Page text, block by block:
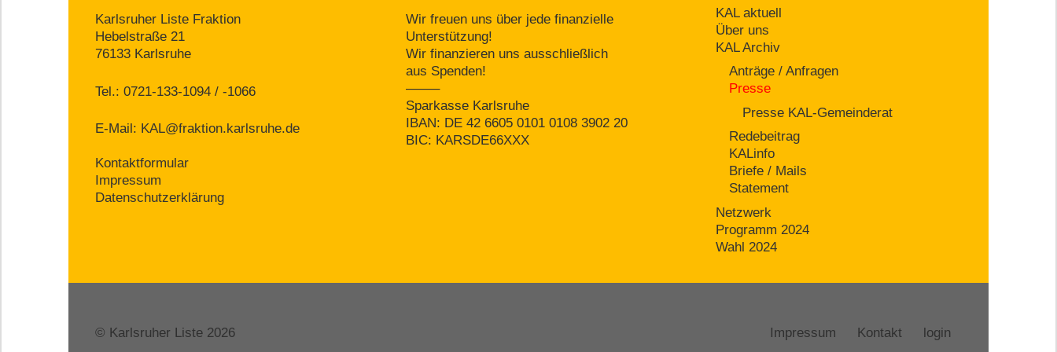
Karlsruher Liste Fraktion
Hebelstraße 21
76133 Karlsruhe
Tel.: 0721-133-1094 / -1066
E-Mail: KAL@fraktion.karlsruhe.de
Kontaktformular
Impressum
Datenschutzerklärung
Wir freuen uns über jede finanzielle
Unterstützung!
Wir finanzieren uns ausschließlich
aus Spenden!
——–
Sparkasse Karlsruhe
IBAN: DE 42 6605 0101 0108 3902 20
BIC: KARSDE66XXX
KAL aktuell
Über uns
KAL Archiv
Anträge / Anfragen
Presse
Presse KAL-Gemeinderat
Redebeitrag
KALinfo
Briefe / Mails
Statement
Netzwerk
Programm 2024
Wahl 2024
Impressum Kontakt login
© Karlsruher Liste 2026